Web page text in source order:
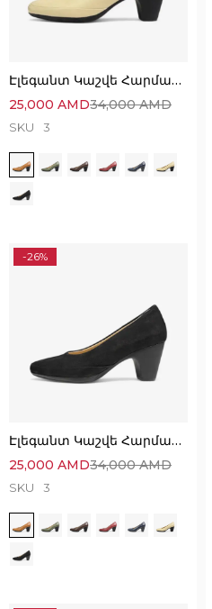
Էլեգանտ Կաշվե Հարմարավետ Կոշիկներ
34,000AMD
25,000 AMD
SKU 3
-26%
Էլեգանտ Կաշվե Հարմարավետ Կոշիկներ
34,000AMD
25,000 AMD
SKU 3